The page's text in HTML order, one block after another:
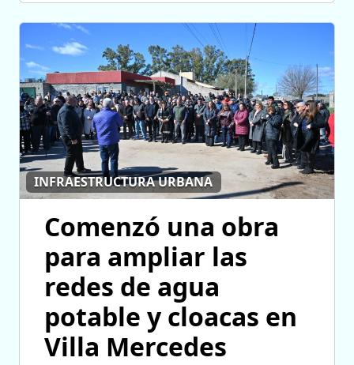
INFRAESTRUCTURA URBANA
Comenzó una obra
para ampliar las
redes de agua
potable y cloacas en
Villa Mercedes